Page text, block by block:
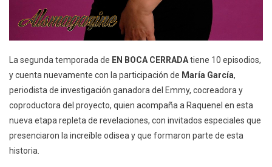
La segunda temporada de EN BOCA CERRADAtiene 10 episodios,
y cuenta nuevamente con la participación de María García,
periodista de investigación ganadora del Emmy, cocreadora y
coproductora del proyecto, quien acompaña a Raquenel en esta
nueva etapa repleta de revelaciones, con invitados especiales que
presenciaron la increíble odisea y que formaron parte de esta
historia.